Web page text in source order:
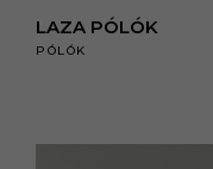
LAZA PÓLÓK
PÓLÓK